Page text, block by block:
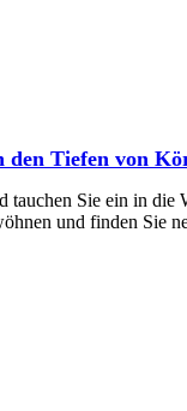
Tiefen von
Sie ein in die
und finden Sie